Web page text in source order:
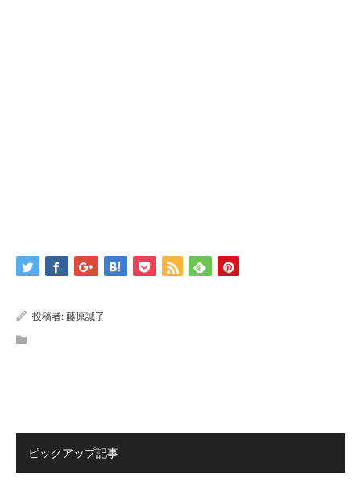
投稿者: 藤原誠了
ピックアップ記事